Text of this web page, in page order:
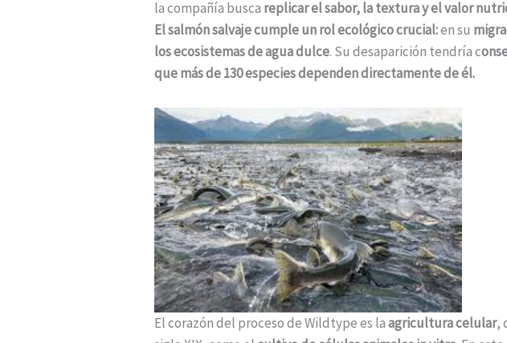
la compañía busca replicar el sabor, la textura y el valor
El salmón salvaje cumple un rol ecológico crucial:en su
los ecosistemas de agua dulce. Su desaparición tendría c
que más de 130 especies dependen directamente de él.
El corazón del proceso de Wildtype es laagricultura celular,